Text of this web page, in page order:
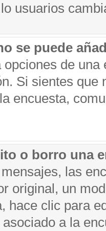
usuarios
se puede
de una
Si sientes que
encuesta,
o borro una
las
original, un
hace clic para
a la